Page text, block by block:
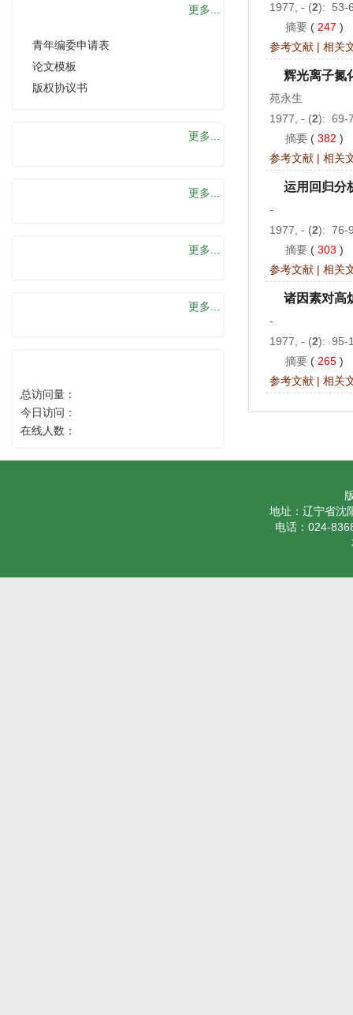
1977, - (2): 53-
摘要 ( 247 )
参考文献 | 相关
辉光离子氮
苑永生
1977, - (2): 69-
摘要 ( 382 )
参考文献 | 相关
运用回归分
-
1977, - (2): 76-
摘要 ( 303 )
参考文献 | 相关
诸因素对高
-
1977, - (2): 95-
摘要 ( 265 )
参考文献 | 相关
更多...
青年编委申请表
论文模板
版权协议书
更多...
更多...
更多...
更多...
总访问量：
今日访问：
在线人数：
地址：辽宁省沈
电话：024-